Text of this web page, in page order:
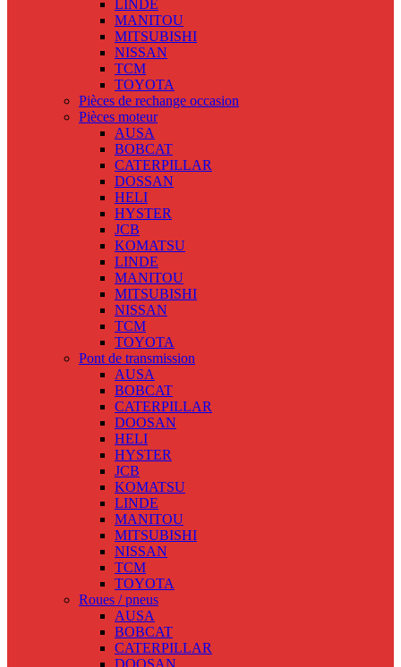
LINDE
MANITOU
MITSUBISHI
NISSAN
TCM
TOYOTA
Pièces de rechange occasion
Pièces moteur
AUSA
BOBCAT
CATERPILLAR
DOSSAN
HELI
HYSTER
JCB
KOMATSU
LINDE
MANITOU
MITSUBISHI
NISSAN
TCM
TOYOTA
Pont de transmission
AUSA
BOBCAT
CATERPILLAR
DOOSAN
HELI
HYSTER
JCB
KOMATSU
LINDE
MANITOU
MITSUBISHI
NISSAN
TCM
TOYOTA
Roues / pneus
AUSA
BOBCAT
CATERPILLAR
DOOSAN